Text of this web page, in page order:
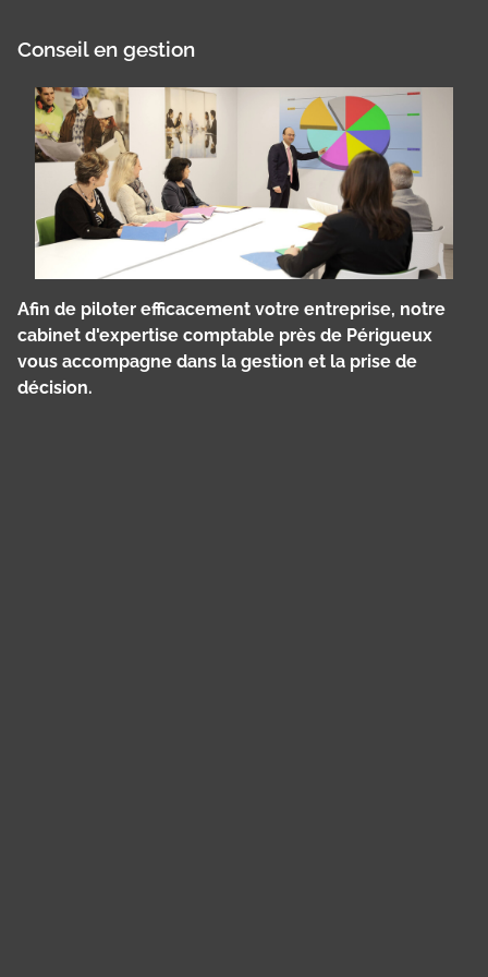
Conseil en gestion
Afin de piloter efficacement votre entreprise, notre
cabinet d'expertise comptable près de Périgueux
vous accompagne dans la gestion et la prise de
décision.